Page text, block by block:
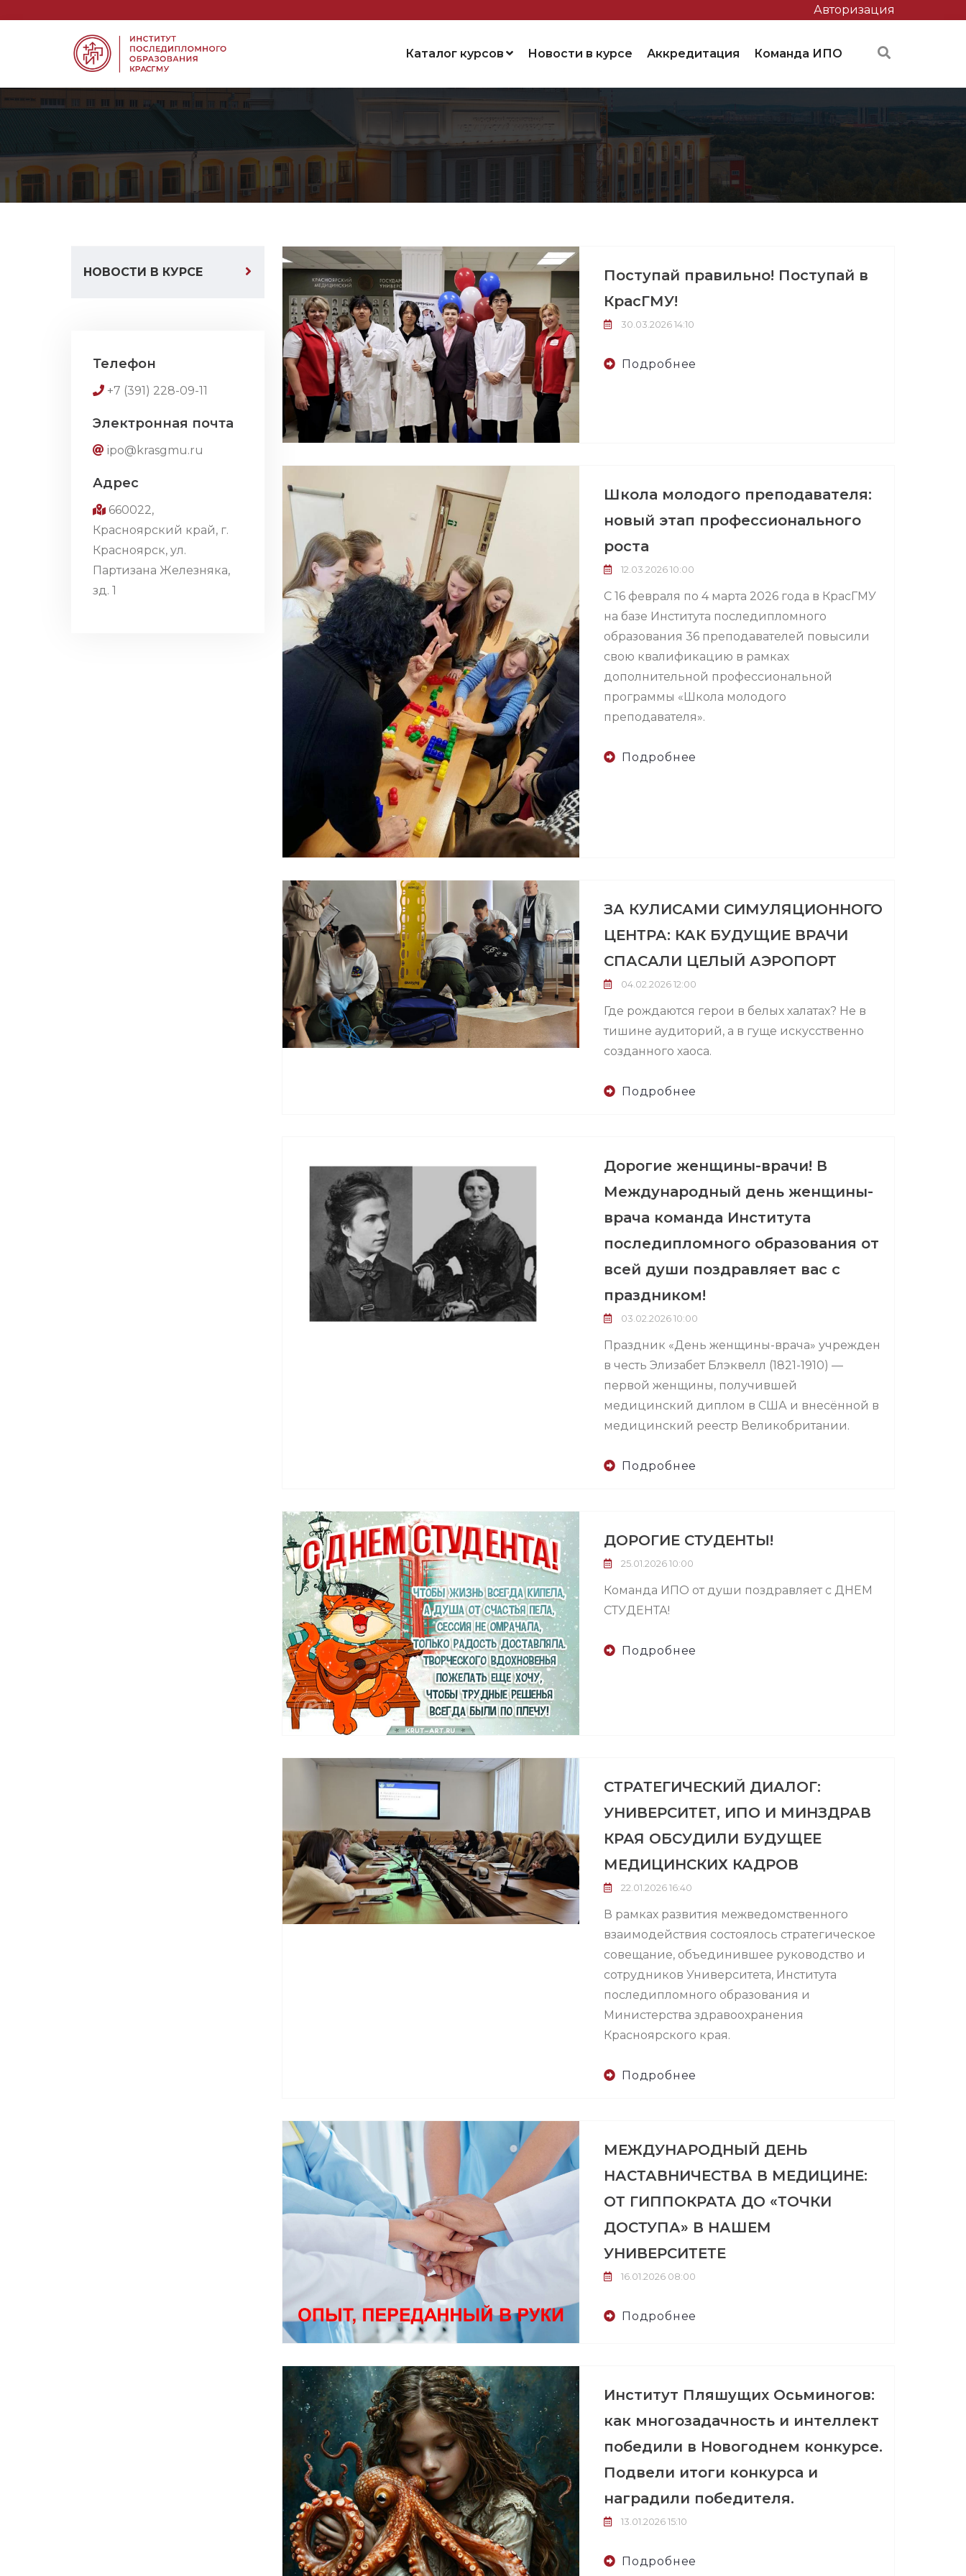
Авторизация
Каталог курсов Новости в курсе Аккредитация Команда ИПО
НОВОСТИ В КУРСЕ
Телефон
+7 (391) 228-09-11
Электронная почта
ipo@krasgmu.ru
Адрес
660022,
Красноярский край, г.
Красноярск, ул.
Партизана Железняка,
зд. 1
Поступай правильно! Поступай в
КрасГМУ!
30.03.2026 14:10
Подробнее
Школа молодого преподавателя:
новый этап профессионального
роста
12.03.2026 10:00
С 16 февраля по 4 марта 2026 года в КрасГМУ
на базе Института последипломного
образования 36 преподавателей повысили
свою квалификацию в рамках
дополнительной профессиональной
программы «Школа молодого
преподавателя».
Подробнее
ЗА КУЛИСАМИ СИМУЛЯЦИОННОГО
ЦЕНТРА: КАК БУДУЩИЕ ВРАЧИ
СПАСАЛИ ЦЕЛЫЙ АЭРОПОРТ
04.02.2026 12:00
Где рождаются герои в белых халатах? Не в
тишине аудиторий, а в гуще искусственно
созданного хаоса.
Подробнее
Дорогие женщины-врачи! В
Международный день женщины-
врача команда Института
последипломного образования от
всей души поздравляет вас с
праздником!
03.02.2026 10:00
Праздник «День женщины-врача» учрежден
в честь Элизабет Блэквелл (1821-1910) —
первой женщины, получившей
медицинский диплом в США и внесённой в
медицинский реестр Великобритании.
Подробнее
ДОРОГИЕ СТУДЕНТЫ!
25.01.2026 10:00
Команда ИПО от души поздравляет с ДНЕМ
СТУДЕНТА!
Подробнее
СТРАТЕГИЧЕСКИЙ ДИАЛОГ:
УНИВЕРСИТЕТ, ИПО И МИНЗДРАВ
КРАЯ ОБСУДИЛИ БУДУЩЕЕ
МЕДИЦИНСКИХ КАДРОВ
22.01.2026 16:40
В рамках развития межведомственного
взаимодействия состоялось стратегическое
совещание, объединившее руководство и
сотрудников Университета, Института
последипломного образования и
Министерства здравоохранения
Красноярского края.
Подробнее
МЕЖДУНАРОДНЫЙ ДЕНЬ
НАСТАВНИЧЕСТВА В МЕДИЦИНЕ:
ОТ ГИППОКРАТА ДО «ТОЧКИ
ДОСТУПА» В НАШЕМ
УНИВЕРСИТЕТЕ
16.01.2026 08:00
Подробнее
Институт Пляшущих Осьминогов:
как многозадачность и интеллект
победили в Новогоднем конкурсе.
Подвели итоги конкурса и
наградили победителя.
13.01.2026 15:10
Подробнее